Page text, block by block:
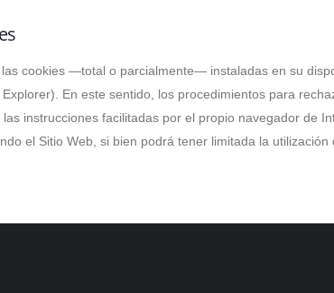
cookies —total o parcialmente— instaladas en su
En este sentido, los procedimientos para
instrucciones facilitadas por el propio navegador de
el Sitio Web, si bien podrá tener limitada la utilización